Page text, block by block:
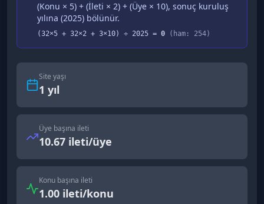
(Konu × 5) + (İleti × 2) + (Üye × 10), sonuç kuruluş
yılına (2025) bölünür.
(32×5 + 32×2 + 3×10) ÷ 2025 = 0 (ham: 254)
Site yaşı
1 yıl
Üye başına ileti
10.67 ileti/üye
Konu başına ileti
1.00 ileti/konu